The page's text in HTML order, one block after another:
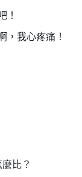
！
，我心疼痛！
比？